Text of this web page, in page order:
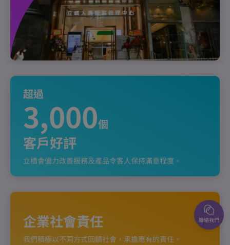
超過
3,000個
客戶好評
立橋會儘力改善服務及產品令客人保持滿意程度。
企業社會責任
我們積極以不同方式回饋社會，承擔應有的責任。
聯絡我們